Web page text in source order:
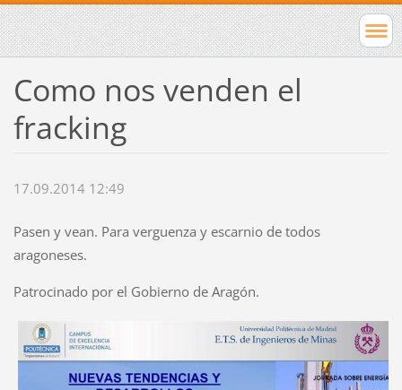
Como nos venden el
fracking
17.09.2014 12:49
Pasen y vean. Para verguenza y escarnio de todos
aragoneses.
Patrocinado por el Gobierno de Aragón.